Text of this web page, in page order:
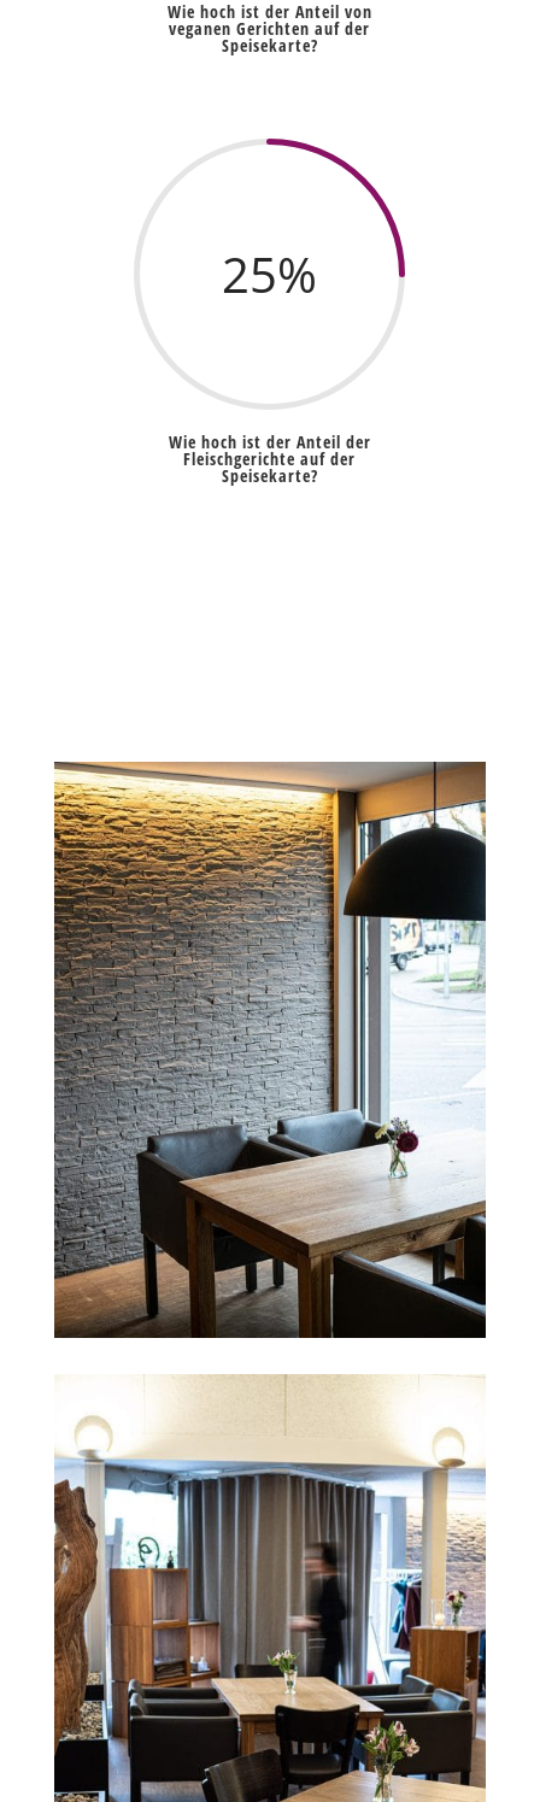
Wie hoch ist der Anteil von
veganen Gerichten auf der
Speisekarte?
25%
Wie hoch ist der Anteil der
Fleischgerichte auf der
Speisekarte?